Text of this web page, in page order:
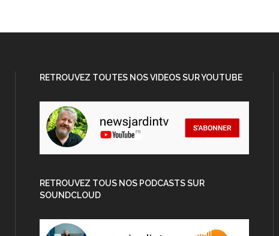
RETROUVEZ TOUTES NOS VIDEOS SUR YOUTUBE
RETROUVEZ TOUS NOS PODCASTS SUR
SOUNDCLOUD